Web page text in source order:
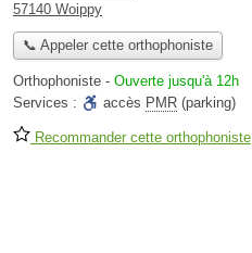
57140 Woippy
📞 Appeler cette orthophoniste
Orthophoniste - Ouverte jusqu'à 12h
Services :
accès PMR (parking)
Recommander cette orthophoniste